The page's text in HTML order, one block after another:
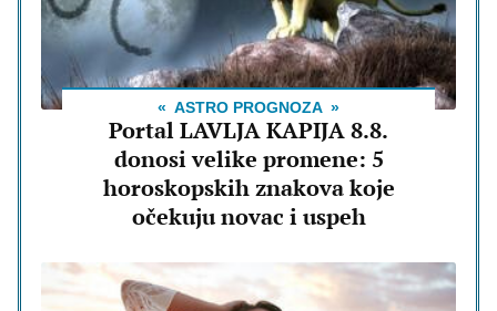
ASTRO PROGNOZA
Portal LAVLJA KAPIJA 8.8.
donosi velike promene: 5
horoskopskih znakova koje
očekuju novac i uspeh